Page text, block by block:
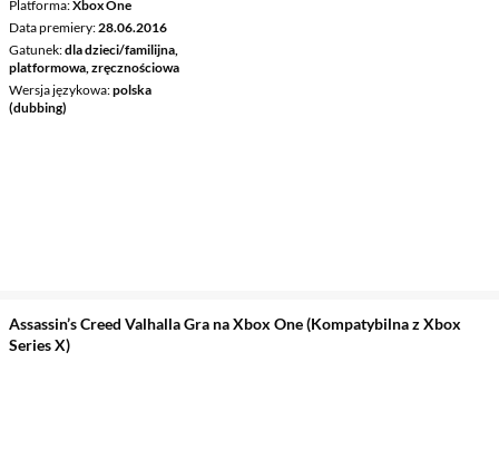
Platforma Xbox One
Data premiery 28.06.2016
Gatunek dla dzieci/familijna,
platformowa, zręcznościowa
Wersja językowa polska
(dubbing)
Assassin’s Creed Valhalla Gra na Xbox One (Kompatybilna z Xbox
Series X)